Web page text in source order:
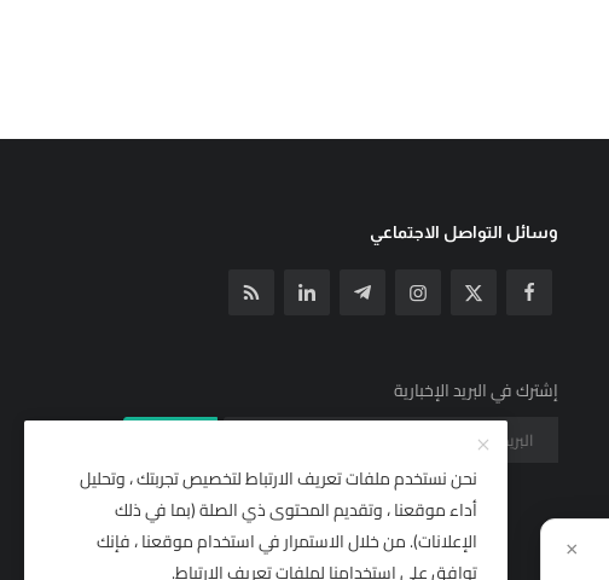
وسائل التواصل الاجتماعي
إشترك في البريد الإخبارية
نحن نستخدم ملفات تعريف الارتباط لتخصيص تجربتك ، وتحليل
أداء موقعنا ، وتقديم المحتوى ذي الصلة (بما في ذلك
الإعلانات). من خلال الاستمرار في استخدام موقعنا ، فإنك
توافق على استخدامنا لملفات تعريف الارتباط.
×